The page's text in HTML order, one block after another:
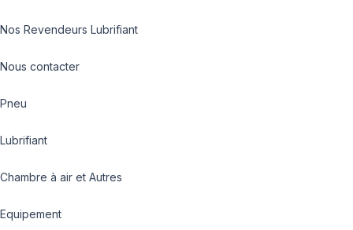
Nos Revendeurs Lubrifiant
Nous contacter
Pneu
Lubrifiant
Chambre à air et Autres
Equipement